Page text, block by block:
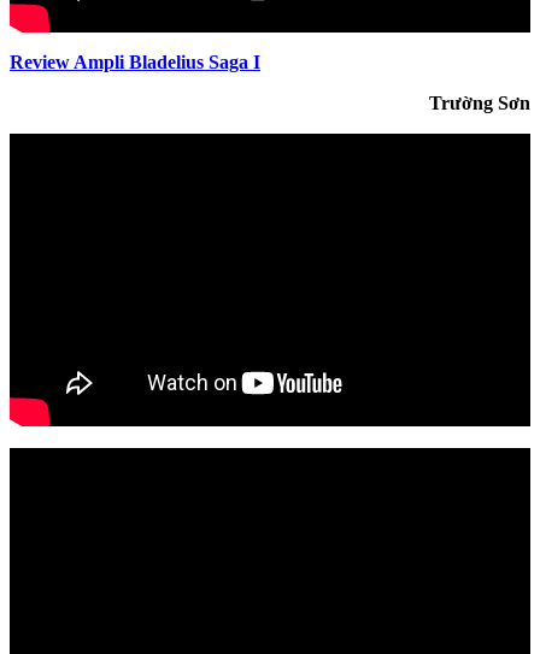
Review Ampli Bladelius Saga I
Trường Sơn